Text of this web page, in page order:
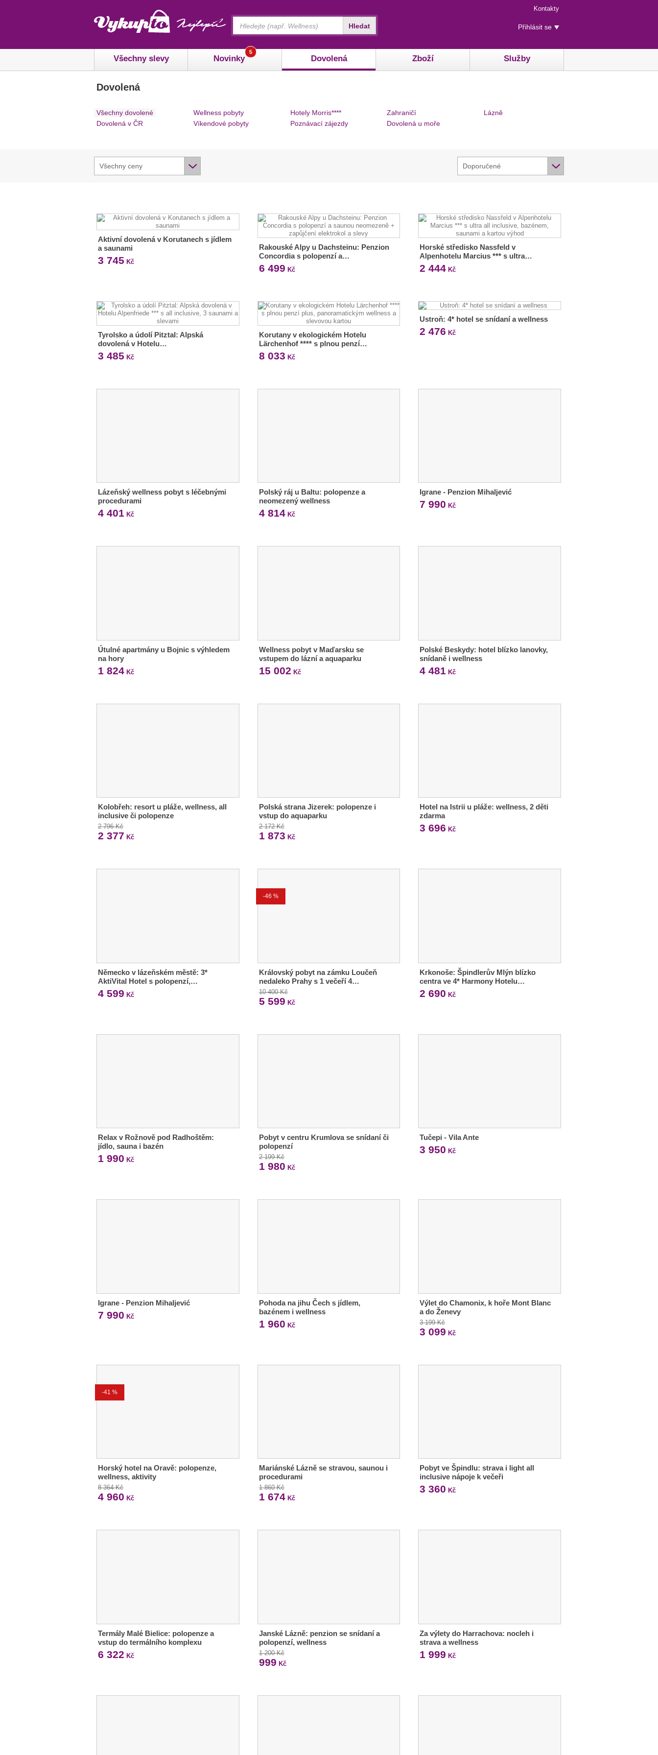
Menu
rychlého
přístupu
Kontakty
Uživatelské
menu
Přihlásit se
Všechny slevy Novinky
5
Dovolená Zboží Služby
Hledat
Dovolená
Všechny dovolené
Dovolená v ČR
Wellness pobyty
Víkendové pobyty
Hotely Morris****
Poznávací zájezdy
Zahraničí
Dovolená u moře
Lázně
Všechny ceny Doporučené
Aktivní dovolená v Korutanech s jídlem
a saunami
3 745 Kč
Rakouské Alpy u Dachsteinu: Penzion
Concordia s polopenzí a…
6 499 Kč
Horské středisko Nassfeld v
Alpenhotelu Marcius *** s ultra…
2 444 Kč
Tyrolsko a údolí Pitztal: Alpská
dovolená v Hotelu…
3 485 Kč
Korutany v ekologickém Hotelu
Lärchenhof **** s plnou penzí…
8 033 Kč
Ustroň: 4* hotel se snídaní a wellness
2 476 Kč
Lázeňský wellness pobyt s léčebnými
procedurami
4 401 Kč
Polský ráj u Baltu: polopenze a
neomezený wellness
4 814Kč
Igrane - Penzion Mihaljević
7 990 Kč
Útulné apartmány u Bojnic s výhledem
na hory
1 824 Kč
Wellness pobyt v Maďarsku se
vstupem do lázní a aquaparku
15 002 Kč
Polské Beskydy: hotel blízko lanovky,
snídaně i wellness
4 481 Kč
Kolobřeh: resort u pláže, wellness, all
inclusive či polopenze
2 796 Kč
2 377 Kč
Polská strana Jizerek: polopenze i
vstup do aquaparku
2 172 Kč
1 873 Kč
Hotel na Istrii u pláže: wellness, 2 děti
zdarma
3 696 Kč
Německo v lázeňském městě: 3*
AktiVital Hotel s polopenzí,…
4 599 Kč
-46 %
Královský pobyt na zámku Loučeň
nedaleko Prahy s 1 večeří 4…
10 400 Kč
5 599 Kč
Krkonoše: Špindlerův Mlýn blízko
centra ve 4* Harmony Hotelu…
2 690 Kč
Relax v Rožnově pod Radhoštěm:
jídlo, sauna i bazén
1 990 Kč
Pobyt v centru Krumlova se snídaní či
polopenzí
2 199 Kč
1 980 Kč
Tučepi - Vila Ante
3 950 Kč
Igrane - Penzion Mihaljević
7 990 Kč
Pohoda na jihu Čech s jídlem,
bazénem i wellness
1 960 Kč
Výlet do Chamonix, k hoře Mont Blanc
a do Ženevy
3 199 Kč
3 099 Kč
-41 %
Horský hotel na Oravě: polopenze,
wellness, aktivity
8 364 Kč
4 960 Kč
Mariánské Lázně se stravou, saunou i
procedurami
1 860 Kč
1 674Kč
Pobyt ve Špindlu: strava i light all
inclusive nápoje k večeři
3 360 Kč
Termály Malé Bielice: polopenze a
vstup do termálního komplexu
6 322 Kč
Janské Lázně: penzion se snídaní a
polopenzí, wellness
1 200 Kč
999 Kč
Za výlety do Harrachova: nocleh i
strava a wellness
1 999 Kč